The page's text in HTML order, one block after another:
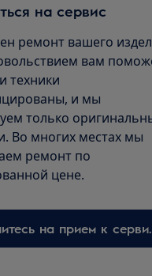
на сервис
ремонт вашего
вам
техники
и мы
только
Во многих местах мы
ремонт по
цене.